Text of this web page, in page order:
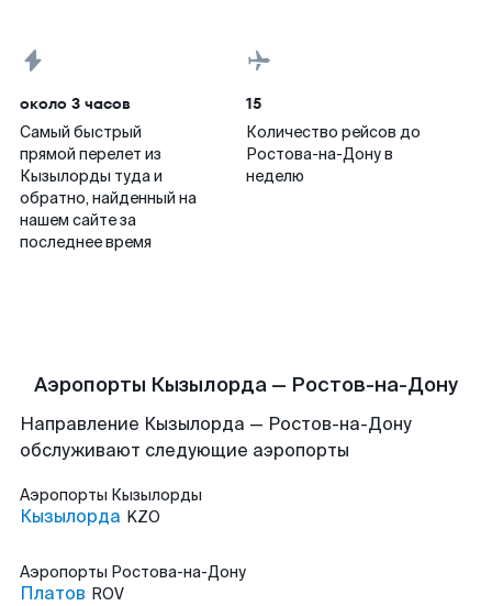
около 3 часов
Самый быстрый
прямой перелет из
Кызылорды туда и
обратно, найденный на
нашем сайте за
последнее время
15
Количество рейсов до
Ростова-на-Дону в
неделю
Аэропорты Кызылорда — Ростов-на-Дону
Направление Кызылорда — Ростов-на-Дону
обслуживают следующие аэропорты
Аэропорты Кызылорды
Кызылорда KZO
Аэропорты Ростова-на-Дону
Платов ROV